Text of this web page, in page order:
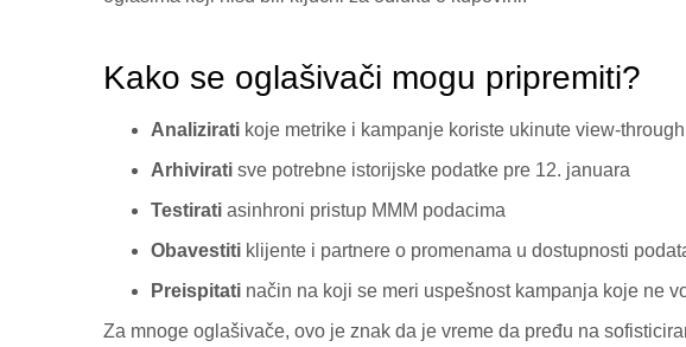
Kako se oglašivači mogu pripremiti?
Analizirati koje metrike i kampanje koriste ukinute view-
Arhivirati sve potrebne istorijske podatke pre 12. januara
Testirati asinhroni pristup MMM podacima
Obavestiti klijente i partnere o promenama u dostupnosti
Preispitati način na koji se meri uspešnost kampanja koje ne
Za mnoge oglašivače, ovo je znak da je vreme da pređu na